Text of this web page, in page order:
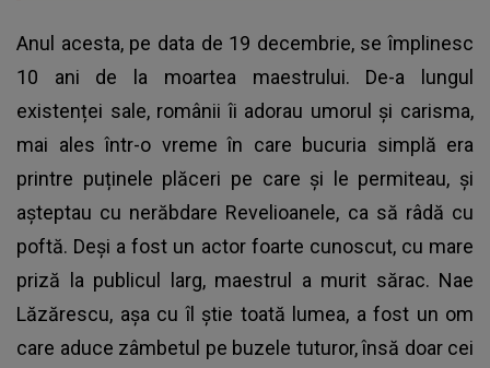
Anul acesta, pe data de 19 decembrie, se împlinesc
10 ani de la moartea maestrului. De-a lungul
existenței sale, românii îi adorau umorul și carisma,
mai ales într-o vreme în care bucuria simplă era
printre puținele plăceri pe care și le permiteau, și
așteptau cu nerăbdare Revelioanele, ca să râdă cu
poftă. Deși a fost un actor foarte cunoscut, cu mare
priză la publicul larg, maestrul a murit sărac. Nae
Lăzărescu, așa cu îl știe toată lumea, a fost un om
care aduce zâmbetul pe buzele tuturor, însă doar cei